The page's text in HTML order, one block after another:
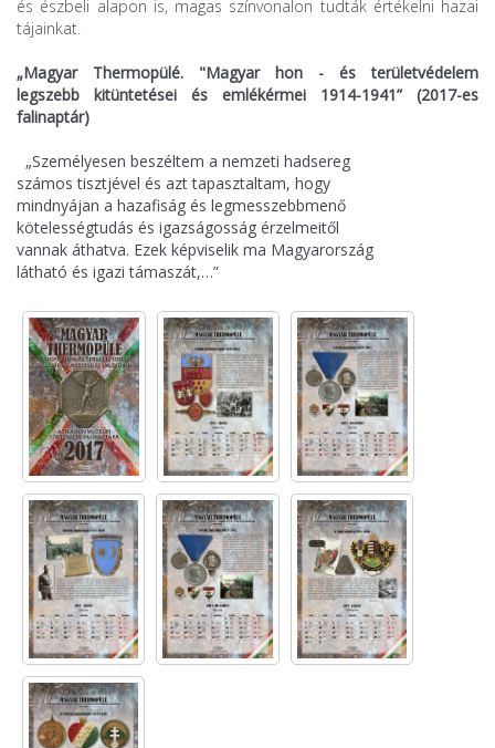
és észbeli alapon is, magas színvonalon tudták értékelni hazai
tájainkat.
„Magyar Thermopülé. "Magyar hon - és területvédelem
legszebb kitüntetései és emlékérmei 1914-1941” (2017-es
falinaptár)
„Személyesen beszéltem a nemzeti hadsereg
számos tisztjével és azt tapasztaltam, hogy
mindnyájan a hazafiság és legmesszebbmenő
kötelességtudás és igazságosság érzelmeitől
vannak áthatva. Ezek képviselik ma Magyarország
látható és igazi támaszát,…”